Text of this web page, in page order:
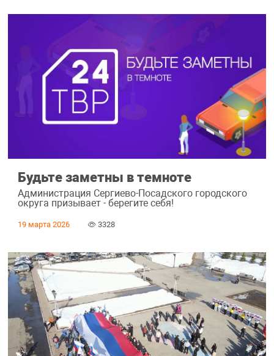
Будьте заметны в темноте
Администрация Сергиево-Посадского городского
округа призывает - берегите себя!
19 марта 2026 3328